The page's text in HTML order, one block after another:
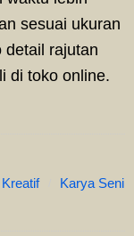
sesuai ukuran
detail rajutan
di toko online.
Karya Seni